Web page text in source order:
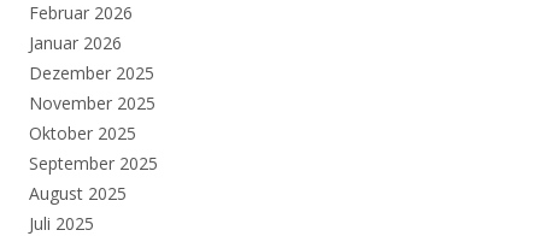
Februar 2026
Januar 2026
Dezember 2025
November 2025
Oktober 2025
September 2025
August 2025
Juli 2025